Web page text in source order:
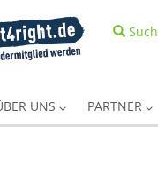
UNS PARTNER